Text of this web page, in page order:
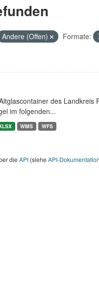
Andere (Offen) Formate:
des
im folgenden...
WMS WFS
dieAPI(sieheAPI-Dokumentation